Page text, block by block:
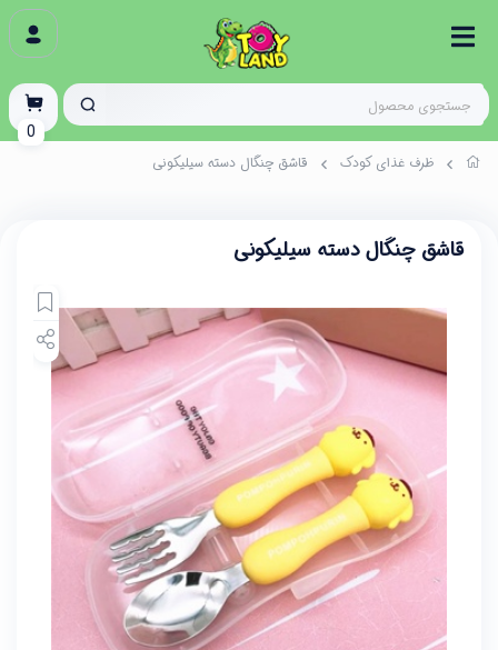
ظرف غذای کودک قاشق چنگال دسته سیلیکونی
قاشق چنگال دسته سیلیکونی
0